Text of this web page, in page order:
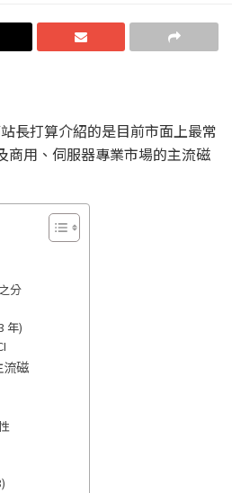
長打算介紹的是目前市面上最常
商用、伺服器專業市場的主流磁
分
年)
流磁